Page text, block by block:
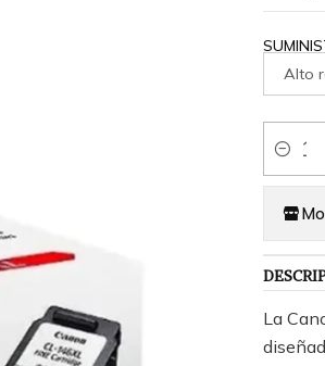
Alto
Cantidad
La